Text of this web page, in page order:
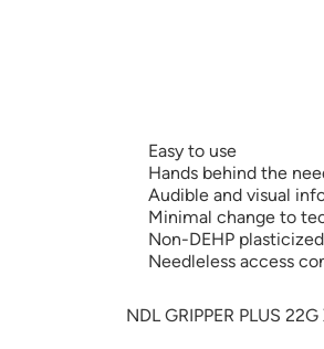
Easy to use
Hands behind the
Audible and visual
Minimal change to
Non-DEHP
Needleless access
NDL GRIPPER PLUS